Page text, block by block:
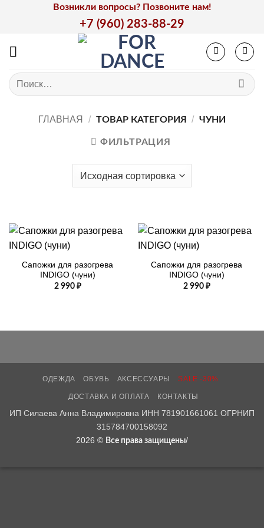
Возникли вопросы? Позвоните нам!
+7 (960) 283-88-29
Искать:
ГЛАВНАЯ / ТОВАР КАТЕГОРИЯ / ЧУНИ
ФИЛЬТРАЦИЯ
Сапожки для разогрева
INDIGO (чуни)
2 990 ₽
Сапожки для разогрева
INDIGO (чуни)
2 990 ₽
ОДЕЖДА ОБУВЬ АКСЕССУАРЫ SALE -30%
ДОСТАВКА И ОПЛАТА КОНТАКТЫ
ИП Силаева Анна Владимировна ИНН 781901661061 ОГРНИП
315784700158092
2026 © Все права защищены/